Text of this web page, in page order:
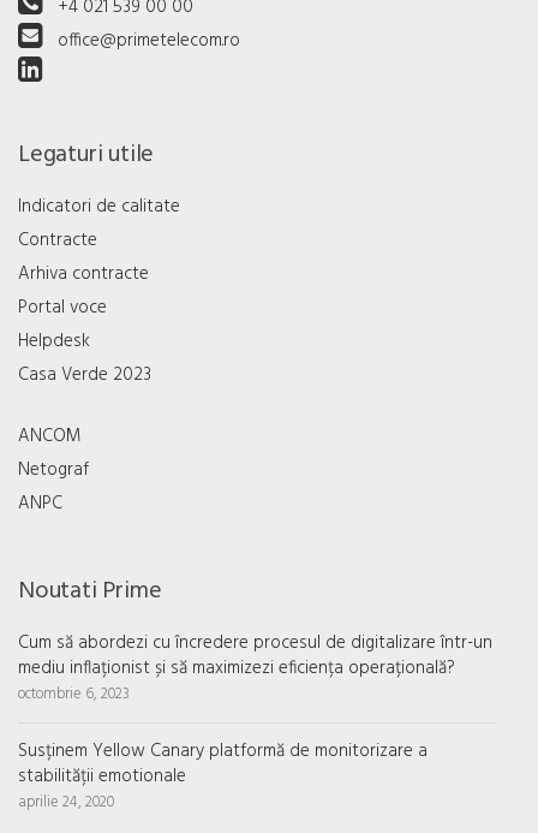
+4 021 539 00 00
office@primetelecom.ro
Legaturi utile
Indicatori de calitate
Contracte
Arhiva contracte
Portal voce
Helpdesk
Casa Verde 2023
ANCOM
Netograf
ANPC
Noutati Prime
Cum să abordezi cu încredere procesul de digitalizare într-un
mediu inflaționist și să maximizezi eficiența operațională?
octombrie 6, 2023
Susținem Yellow Canary platformă de monitorizare a
stabilității emotionale
aprilie 24, 2020